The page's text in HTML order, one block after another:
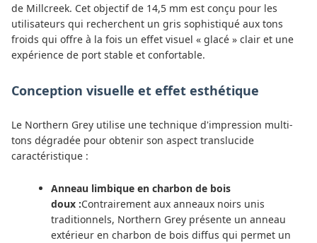
de Millcreek. Cet objectif de 14,5 mm est conçu pour les
utilisateurs qui recherchent un gris sophistiqué aux tons
froids qui offre à la fois un effet visuel « glacé » clair et une
expérience de port stable et confortable.
Conception visuelle et effet esthétique
Le Northern Grey utilise une technique d'impression multi-
tons dégradée pour obtenir son aspect translucide
caractéristique :
Anneau limbique en charbon de bois
doux :Contrairement aux anneaux noirs unis
traditionnels, Northern Grey présente un anneau
extérieur en charbon de bois diffus qui permet un